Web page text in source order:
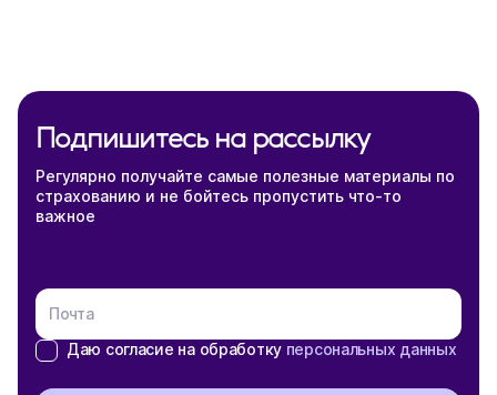
Подпишитесь на рассылку
Регулярно получайте самые полезные материалы по
страхованию и не бойтесь пропустить что-то
важное
Почта
Даю согласие на обработку персональных данных